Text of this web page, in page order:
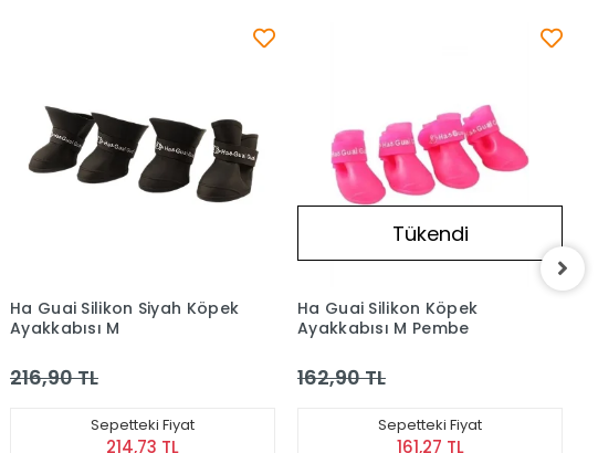
Ha Guai Silikon Köpek
Ayakkabısı M Pembe
162,90 TL
Sepetteki Fiyat
161,27 TL
Tükendi
Ha Guai Silikon Kırmızı
Köpek Ayakkabısı L
216,90 TL
Sepetteki Fiyat
214,73 TL